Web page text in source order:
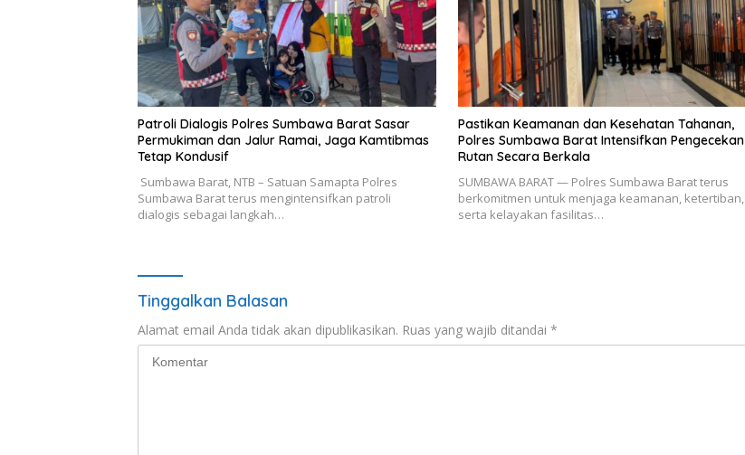
Patroli Dialogis Polres Sumbawa Barat Sasar
Permukiman dan Jalur Ramai, Jaga Kamtibmas
Tetap Kondusif
Sumbawa Barat, NTB – Satuan Samapta Polres
Sumbawa Barat terus mengintensifkan patroli
dialogis sebagai langkah…
Pastikan Keamanan dan Kesehatan Tahanan,
Polres Sumbawa Barat Intensifkan Pengecekan
Rutan Secara Berkala
SUMBAWA BARAT — Polres Sumbawa Barat terus
berkomitmen untuk menjaga keamanan, ketertiban,
serta kelayakan fasilitas…
Tinggalkan Balasan
Alamat email Anda tidak akan dipublikasikan. Ruas yang wajib ditandai *